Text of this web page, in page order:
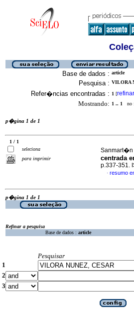
Base de dados : article
Pesquisa : VILORA
Refer�ncias encontradas : 1 [refinar
Mostrando: 1 .. 1 no
p�gina 1 de 1
1 / 1
seleciona
para imprimir
Sanmart�n
centrada
p.337-351.
· resumo
p�gina 1 de 1
Refinar a pesquisa
Base de dados : article
Pesquisar
1
2
3